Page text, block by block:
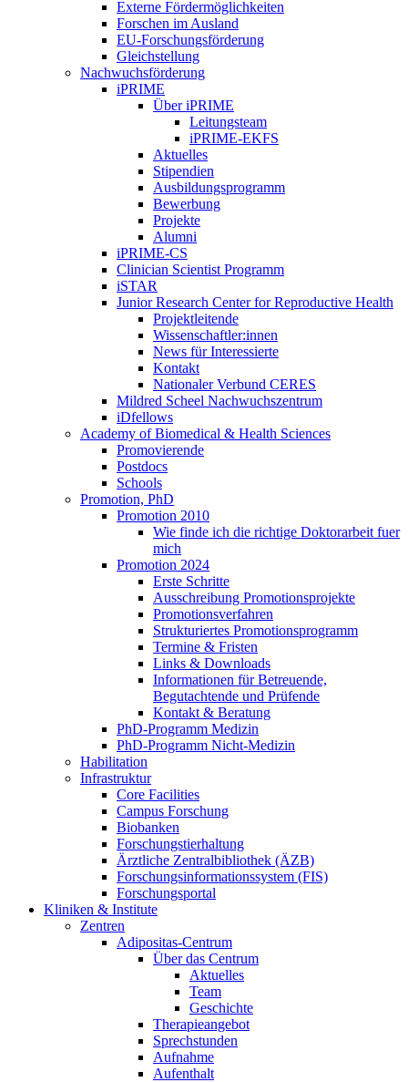
Externe Fördermöglichkeiten
Forschen im Ausland
EU-Forschungsförderung
Gleichstellung
Nachwuchsförderung
iPRIME
Über iPRIME
Leitungsteam
iPRIME-EKFS
Aktuelles
Stipendien
Ausbildungsprogramm
Bewerbung
Projekte
Alumni
iPRIME-CS
Clinician Scientist Programm
iSTAR
Junior Research Center for Reproductive Health
Projektleitende
Wissenschaftler:innen
News für Interessierte
Kontakt
Nationaler Verbund CERES
Mildred Scheel Nachwuchszentrum
iDfellows
Academy of Biomedical & Health Sciences
Promovierende
Postdocs
Schools
Promotion, PhD
Promotion 2010
Wie finde ich die richtige Doktorarbeit fuer
mich
Promotion 2024
Erste Schritte
Ausschreibung Promotionsprojekte
Promotionsverfahren
Strukturiertes Promotionsprogramm
Termine & Fristen
Links & Downloads
Informationen für Betreuende,
Begutachtende und Prüfende
Kontakt & Beratung
PhD-Programm Medizin
PhD-Programm Nicht-Medizin
Habilitation
Infrastruktur
Core Facilities
Campus Forschung
Biobanken
Forschungstierhaltung
Ärztliche Zentralbibliothek (ÄZB)
Forschungsinformationssystem (FIS)
Forschungsportal
Kliniken & Institute
Zentren
Adipositas-Centrum
Über das Centrum
Aktuelles
Team
Geschichte
Therapieangebot
Sprechstunden
Aufnahme
Aufenthalt